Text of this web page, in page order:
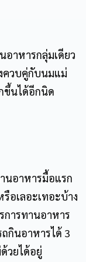
อาหารกลุ่มเดียว
ควบคู่กับนมแม่
ขึ้นได้อีกนิด
นอาหารมื้อแรก
อเลอะเทอะบ้าง
ารทานอาหาร
กินอาหารได้ 3
วยได้อยู่